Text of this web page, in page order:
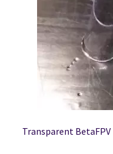
Transparent